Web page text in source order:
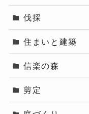
伐採
住まいと建築
信楽の森
剪定